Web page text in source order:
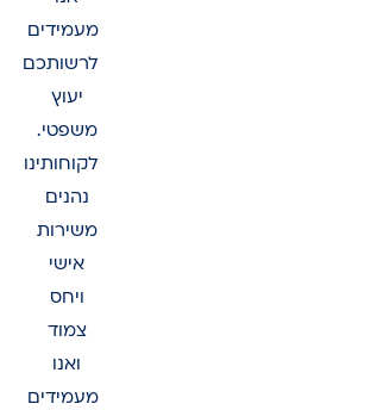
מעמידים
לרשותכם
יעוץ
משפטי.
לקוחותינו
נהנים
משירות
אישי
ויחס
צמוד
ואנו
מעמידים